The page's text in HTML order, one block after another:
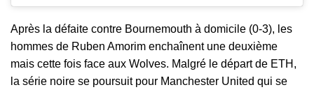
Après la défaite contre Bournemouth à domicile (0-3), les
hommes de Ruben Amorim enchaînent une deuxième
mais cette fois face aux Wolves. Malgré le départ de ETH,
la série noire se poursuit pour Manchester United qui se